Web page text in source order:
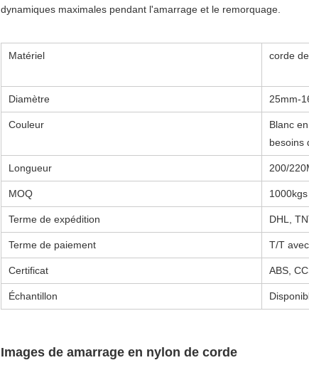
dynamiques maximales pendant l'amarrage et le remorquage.
Matériel corde
Diamètre 25mm-
Couleur
Blanc
besoins
Longueur 200/
MOQ 1000kgs
Terme de expédition DHL,
Terme de paiement T/T
Certificat ABS,
Échantillon
Images de amarrage en nylon de corde